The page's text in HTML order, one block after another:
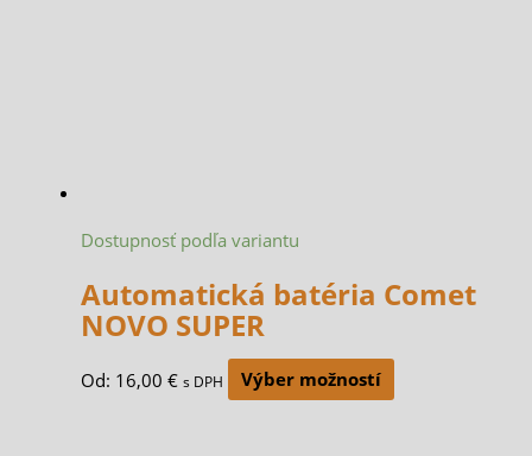
Dostupnosť podľa variantu
Automatická batéria Comet
NOVO SUPER
Od: 16,00 € s DPH Výber možností